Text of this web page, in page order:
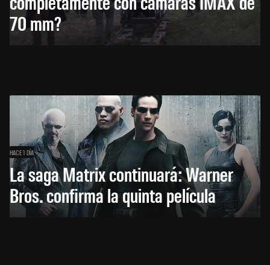
70 mm?
HACE 1 DÍA
La saga Matrix continuará: Warner
Bros. confirma la quinta película